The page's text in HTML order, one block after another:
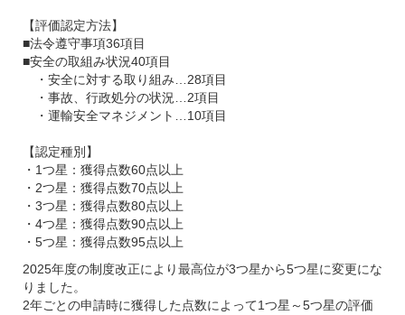
【評価認定方法】
■法令遵守事項36項目
■安全の取組み状況40項目
・安全に対する取り組み…28項目
・事故、行政処分の状況…2項目
・運輸安全マネジメント…10項目
【認定種別】
・1つ星：獲得点数60点以上
・2つ星：獲得点数70点以上
・3つ星：獲得点数80点以上
・4つ星：獲得点数90点以上
・5つ星：獲得点数95点以上
2025年度の制度改正により最高位が3つ星から5つ星に変更にな
りました。
2年ごとの申請時に獲得した点数によって1つ星～5つ星の評価